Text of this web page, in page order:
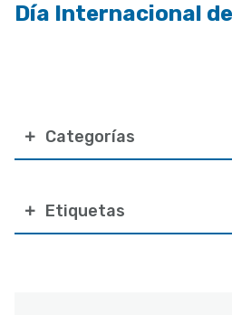
Categorías
Etiquetas
Día Internacional